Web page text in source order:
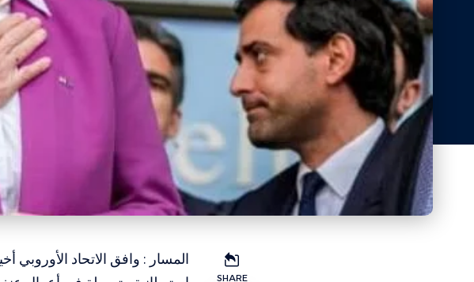
SHARE
المسار : وافق الاتحاد